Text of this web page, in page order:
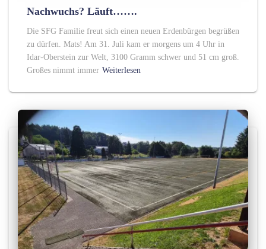
Nachwuchs? Läuft…….
Die SFG Familie freut sich einen neuen Erdenbürgen begrüßen
zu dürfen. Mats! Am 31. Juli kam er morgens um 4 Uhr in
Idar-Oberstein zur Welt, 3100 Gramm schwer und 51 cm groß.
Großes nimmt immer Weiterlesen